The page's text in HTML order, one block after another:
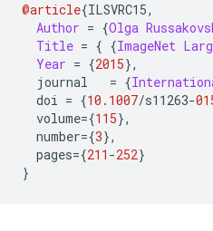
@article{ILSVRC15,
Author = {Olga
Title = { {ImageNet
Year = {2015},
journal = {
doi = {10.1007/s11263-
volume={115},
number={3},
pages={211 -252}
}